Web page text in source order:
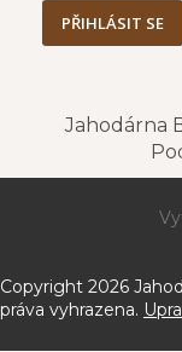
PŘIHLÁSIT SE
Jahodárna
Copyright 2026
práva vyhrazena.